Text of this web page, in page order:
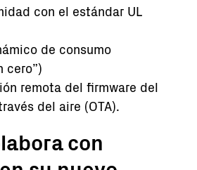
con el estándar UL
de consumo
cero”)
remota del firmware del
del aire (OTA).
con